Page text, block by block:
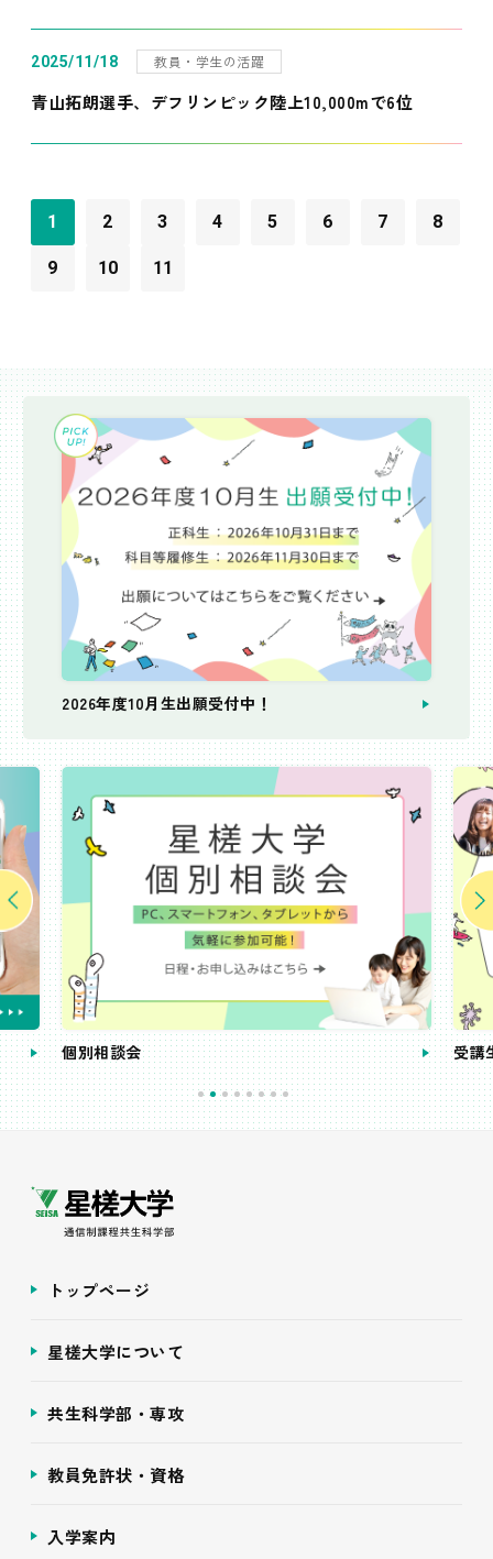
2025/11/18 教員・学生の活躍
青山拓朗選手、デフリンピック陸上10,000mで6位
1 2 3 4 5 6 7 8
9 10 11
2026年度10月生出願受付中！
個別相談会 受講
トップページ
星槎大学について
共生科学部・専攻
教員免許状・資格
入学案内